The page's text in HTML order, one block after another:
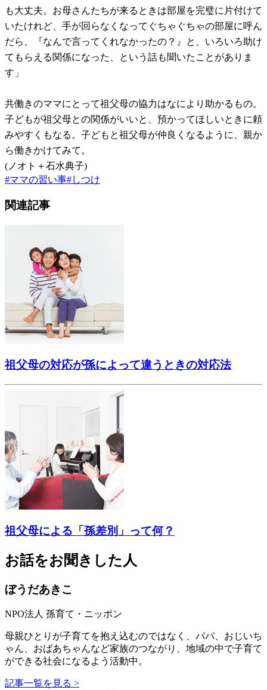
も大丈夫。お母さんたちが来るときは部屋を完璧に片付けて
いたけれど、手が回らなくなってぐちゃぐちゃの部屋に呼ん
だら、『なんで言ってくれなかったの？』と、いろいろ助け
てもらえる関係になった、という話も聞いたことがありま
す」
共働きのママにとって祖父母の協力はなにより助かるもの。
子どもが祖父母との関係がいいと、預かってほしいときに頼
みやすくもなる。子どもと祖父母が仲良くなるように、親か
ら働きかけてみて。
(ノオト＋石水典子)
#ママの習い事#しつけ
関連記事
祖父母の対応が孫によって違うときの対応法
祖父母による「孫差別」って何？
お話をお聞きした人
ぼうだあきこ
NPO法人 孫育て・ニッポン
母親ひとりが子育てを抱え込むのではなく、パパ、おじいち
ゃん、おばあちゃんなど家族のつながり、地域の中で子育て
ができる社会になるよう活動中。
記事一覧を見る >